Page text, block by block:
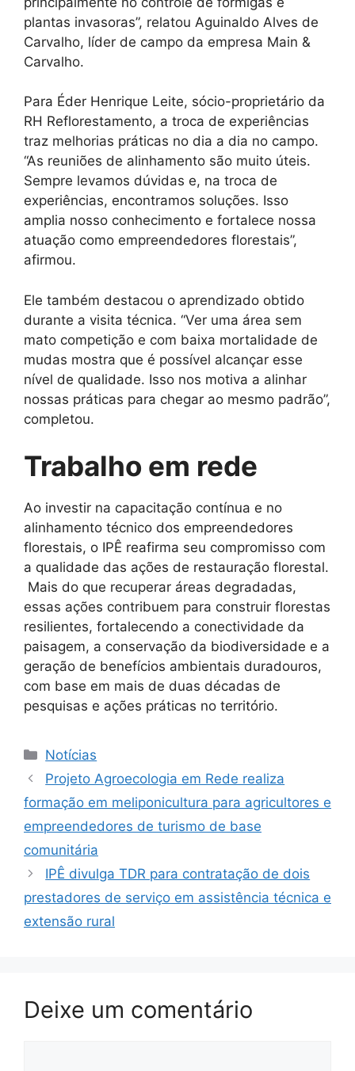
plantas invasoras”, relatou Aguinaldo Alves de
Carvalho, líder de campo da empresa Main &
Carvalho.
Para Éder Henrique Leite, sócio-proprietário da
RH Reflorestamento, a troca de experiências
traz melhorias práticas no dia a dia no campo.
“As reuniões de alinhamento são muito úteis.
Sempre levamos dúvidas e, na troca de
experiências, encontramos soluções. Isso
amplia nosso conhecimento e fortalece nossa
atuação como empreendedores florestais”,
afirmou.
Ele também destacou o aprendizado obtido
durante a visita técnica. “Ver uma área sem
mato competição e com baixa mortalidade de
mudas mostra que é possível alcançar esse
nível de qualidade. Isso nos motiva a alinhar
nossas práticas para chegar ao mesmo padrão”,
completou.
Trabalho em rede
Ao investir na capacitação contínua e no
alinhamento técnico dos empreendedores
florestais, o IPÊ reafirma seu compromisso com
a qualidade das ações de restauração florestal.
Mais do que recuperar áreas degradadas,
essas ações contribuem para construir florestas
resilientes, fortalecendo a conectividade da
paisagem, a conservação da biodiversidade e a
geração de benefícios ambientais duradouros,
com base em mais de duas décadas de
pesquisas e ações práticas no território.
Notícias
Projeto Agroecologia em Rede realiza
formação em meliponicultura para agricultores e
empreendedores de turismo de base
comunitária
IPÊ divulga TDR para contratação de dois
prestadores de serviço em assistência técnica e
extensão rural
Deixe um comentário